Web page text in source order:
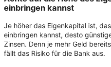
einbringen kannst
Je höher das Eigenkapital ist,
einbringen kannst, desto
Zinsen. Denn je mehr Geld
fällt das Risiko für die Bank aus.